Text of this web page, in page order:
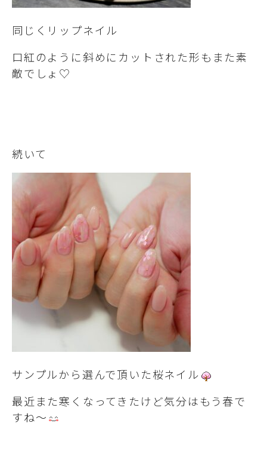
同じくリップネイル
口紅のように斜めにカットされた形もまた素
敵でしょ♡
続いて
サンプルから選んで頂いた桜ネイル
最近また寒くなってきたけど気分はもう春で
すね～